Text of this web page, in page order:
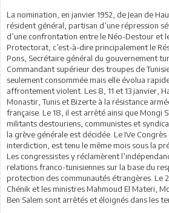
La nomination, en janvier 1952, de Jean de
résident général, partisan d’une répression
d’une confrontation entre le Néo-Destour et
Protectorat, c’est-à-dire principalement le
Pons, Secrétaire général du gouvernement
Commandant supérieur des troupes de
seulement consommée mais elle évolua
affrontement violent. Les 8, 11 et 13 janvier,
Monastir, Tunis et Bizerte à la résistance
française. Le 18, il est arrêté ainsi que Mongi
militants destouriens, communistes et
la grève générale est décidée. Le IVe
interdiction, est tenu le même mois sous la
Les congressistes y réclamèrent
relations franco-tunisiennes sur la base du
protection des communautés étrangères. Le
Chénik et les ministres Mahmoud El Materi,
Ben Salem sont arrêtés et éloignés dans les